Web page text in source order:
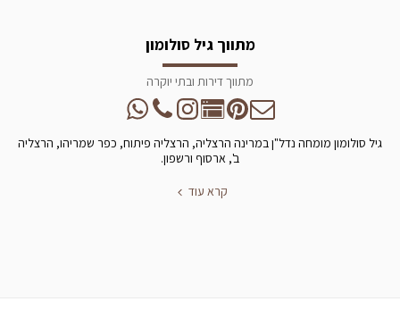
מתווך גיל סולומון
מתווך דירות ובתי יוקרה
גיל סולומון מומחה נדל"ן במרינה הרצליה, הרצליה פיתוח, כפר שמריהו, הרצליה
ב', ארסוף ורשפון.
קרא עוד